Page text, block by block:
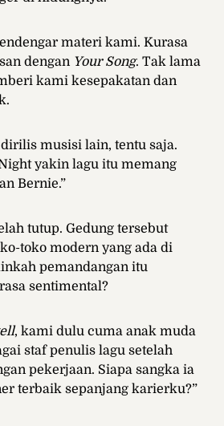
materi kami. Kurasa
dengan Your Song. Tak lama
kami kesepakatan dan
musisi lain, tentu saja.
yakin lagu itu memang
Bernie.”
tutup. Gedung tersebut
toko modern yang ada di
pemandangan itu
sentimental?
, kami dulu cuma anak muda
staf penulis lagu setelah
pekerjaan. Siapa sangka ia
terbaik sepanjang karierku?”